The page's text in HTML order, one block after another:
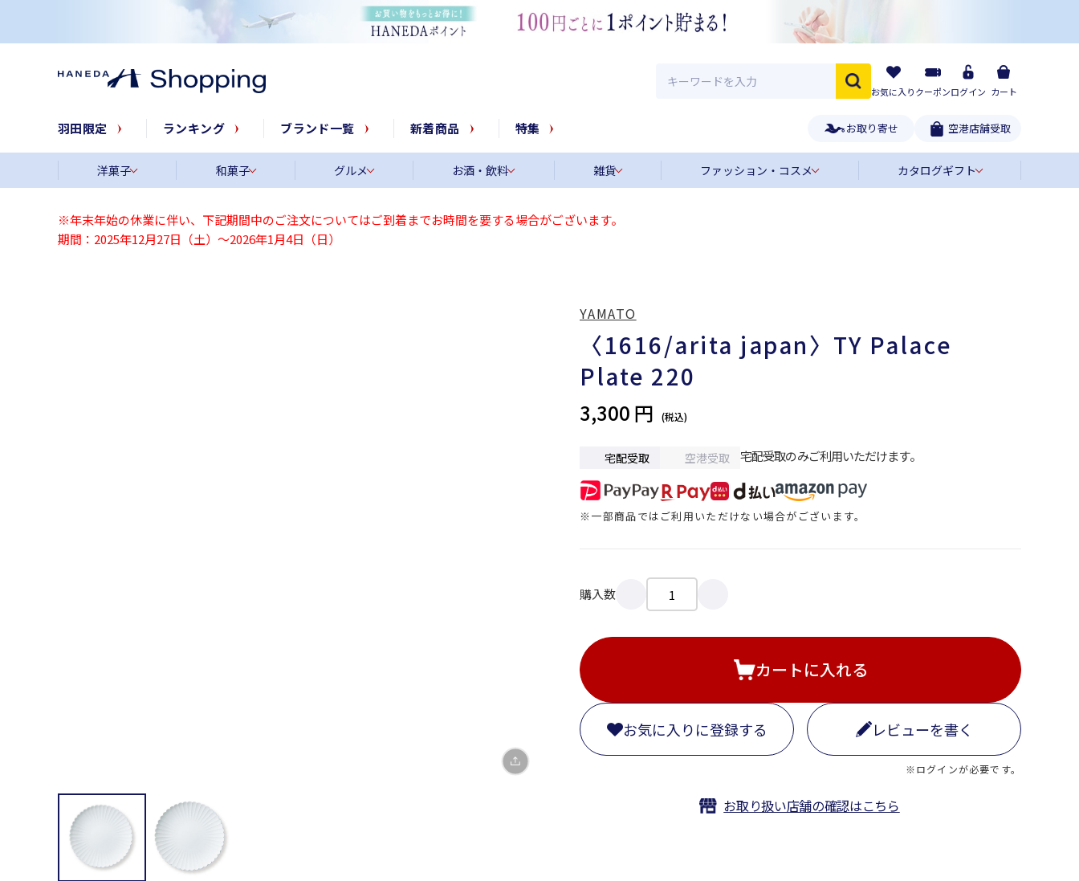
お気に入りクーポンログイン カート
羽田限定 ランキング ブランド一覧 新着商品 特集 お取り寄せ 空港店舗受取
洋菓子 和菓子 グルメ お酒・飲料 雑貨 ファッション・コスメ カタログギフト
※年末年始の休業に伴い、下記期間中のご注文についてはご到着までお時間を要する場合がございます。
期間：2025年12月27日（土）～2026年1月4日（日）
〈1616/arita japan〉TY Palace
Plate 220
3,300 円
宅配受取 空港受取 宅配受取のみご利用いただけます。
※一部商品ではご利用いただけない場合がございます。
購入数
カートに入れる
お気に入りに登録する レビューを書く
※ログインが必要です。
お取り扱い店舗の確認はこちら
YAMATO